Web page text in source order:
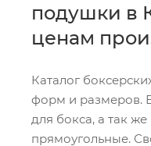
подушки в
ценам
Каталог
форм и размеров.
для бокса, а так
прямоугольные.